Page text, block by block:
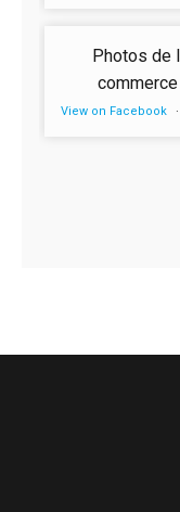
Photos de
View on Facebook ·